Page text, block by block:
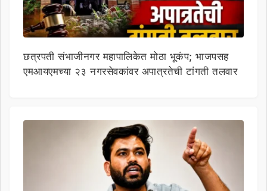
छत्रपती संभाजीनगर महापालिकेत मोठा भूकंप; भाजपसह
एमआयएमच्या २३ नगरसेवकांवर अपात्रतेची टांगती तलवार